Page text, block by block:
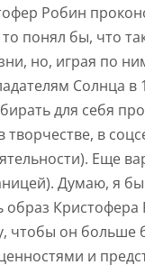
Робин
понял бы, что
но, играя по
Солнца в
для себя
творчестве, в
Еще
Думаю, я
образ Кристофера
чтобы он больше
и